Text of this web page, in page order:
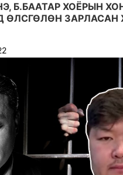
Б.БААТАР ХОЁРЫН
ЗАРЛАСАН